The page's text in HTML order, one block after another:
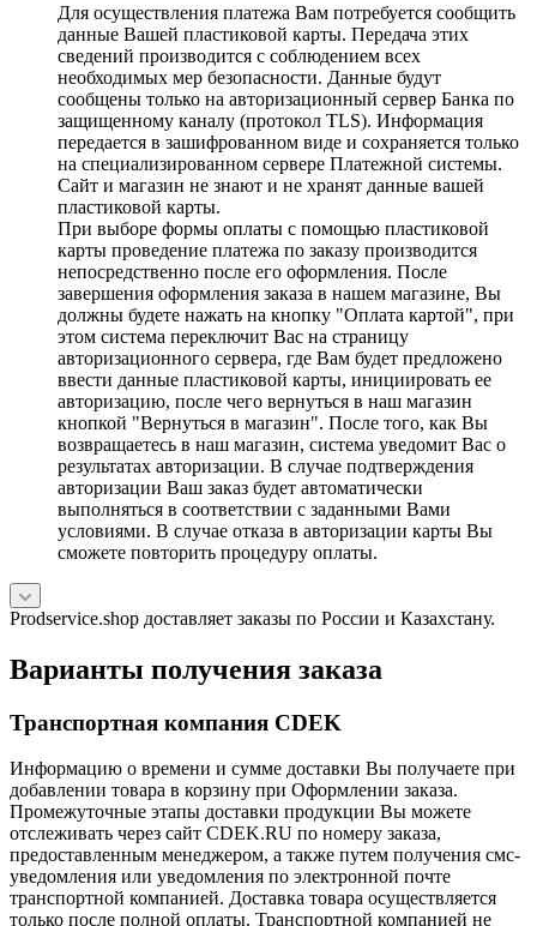
Для осуществления платежа Вам потребуется сообщить
данные Вашей пластиковой карты. Передача этих
сведений производится с соблюдением всех
необходимых мер безопасности. Данные будут
сообщены только на авторизационный сервер Банка по
защищенному каналу (протокол TLS). Информация
передается в зашифрованном виде и сохраняется только
на специализированном сервере Платежной системы.
Сайт и магазин не знают и не хранят данные вашей
пластиковой карты.
При выборе формы оплаты с помощью пластиковой
карты проведение платежа по заказу производится
непосредственно после его оформления. После
завершения оформления заказа в нашем магазине, Вы
должны будете нажать на кнопку "Оплата картой", при
этом система переключит Вас на страницу
авторизационного сервера, где Вам будет предложено
ввести данные пластиковой карты, инициировать ее
авторизацию, после чего вернуться в наш магазин
кнопкой "Вернуться в магазин". После того, как Вы
возвращаетесь в наш магазин, система уведомит Вас о
результатах авторизации. В случае подтверждения
авторизации Ваш заказ будет автоматически
выполняться в соответствии с заданными Вами
условиями. В случае отказа в авторизации карты Вы
сможете повторить процедуру оплаты.
Prodservice.shop доставляет заказы по России и Казахстану.
Варианты получения заказа
Транспортная компания CDEK
Информацию о времени и сумме доставки Вы получаете при
добавлении товара в корзину при Оформлении заказа.
Промежуточные этапы доставки продукции Вы можете
отслеживать через сайт CDEK.RU по номеру заказа,
предоставленным менеджером, а также путем получения смс-
уведомления или уведомления по электронной почте
транспортной компанией. Доставка товара осуществляется
только после полной оплаты. Транспортной компанией не